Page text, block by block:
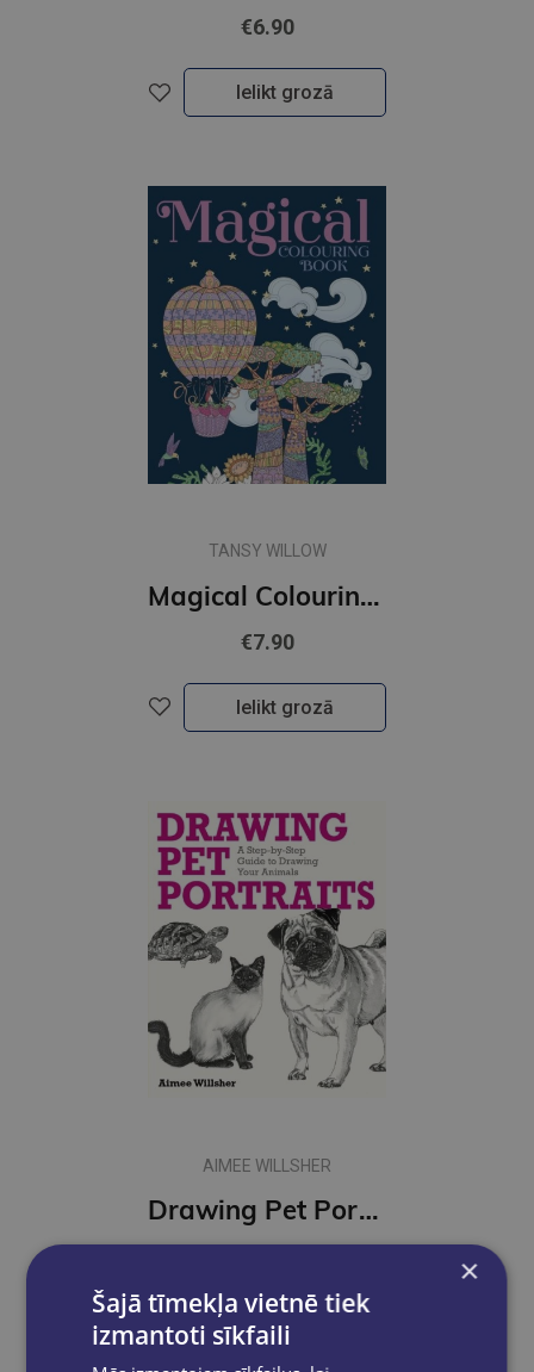
€6.90
Ielikt grozā
TANSY WILLOW
Magical Colouring Book
€7.90
Ielikt grozā
AIMEE WILLSHER
Drawing Pet Portraits : A Step-by-Step Guide to Drawing Your Animals
Ielikt grozā
×
Šajā tīmekļa vietnē tiek
izmantoti sīkfaili